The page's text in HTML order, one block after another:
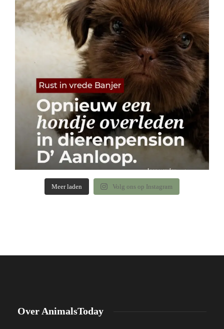
Meer laden Volg ons op Instagram
Over AnimalsToday